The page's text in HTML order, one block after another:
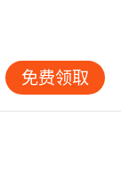
习效率。在
习，学生需
可开设时间
分任务优先
年级学生传
国际学校学
免费领取